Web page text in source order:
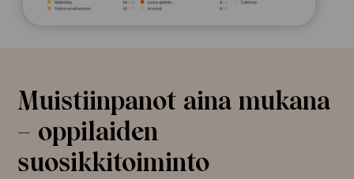
Muistiinpanot aina mukana
– oppilaiden
suosikkitoiminto